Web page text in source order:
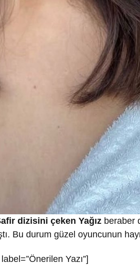
dizisini çeken Yağız beraber
Bu durum güzel oyuncunun
Yazı”]